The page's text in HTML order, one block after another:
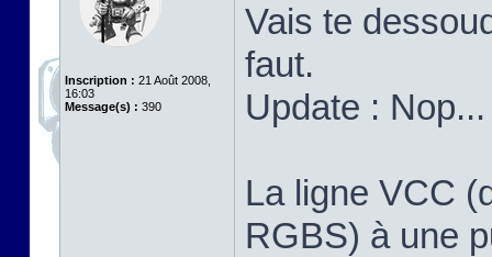
Inscription : 21 Août 2008,
16:03
Message(s) : 390
Vais te
faut.
Update :
La ligne VCC
RGBS) à une